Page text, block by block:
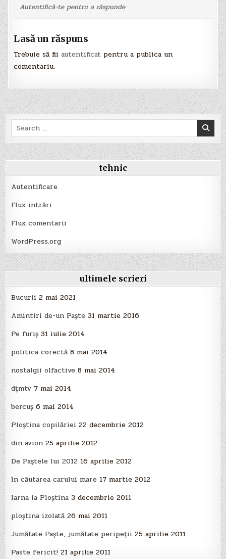
Autentifică-te pentru a răspunde
Lasă un răspuns
Trebuie să fiiautentificat pentru a publica un
comentariu.
Search
for:
tehnic
Autentificare
Flux intrări
Flux comentarii
WordPress.org
ultimele scrieri
Bucurii 2 mai 2021
Amintiri de-un Paște 31 martie 2016
Pe furiș 31 iulie 2014
politica corectă 8 mai 2014
nostalgii olfactive 8 mai 2014
dțmtv 7 mai 2014
bercuș 6 mai 2014
Ploştina copilăriei 22 decembrie 2012
din avion 25 aprilie 2012
De Paştele lui 2012 16 aprilie 2012
în căutarea carului mare 17 martie 2012
Iarna la Ploştina 3 decembrie 2011
ploştina izolată 26 mai 2011
Jumătate Paşte, jumătate peripeţii 25 aprilie 2011
Paste fericit! 21 aprilie 2011